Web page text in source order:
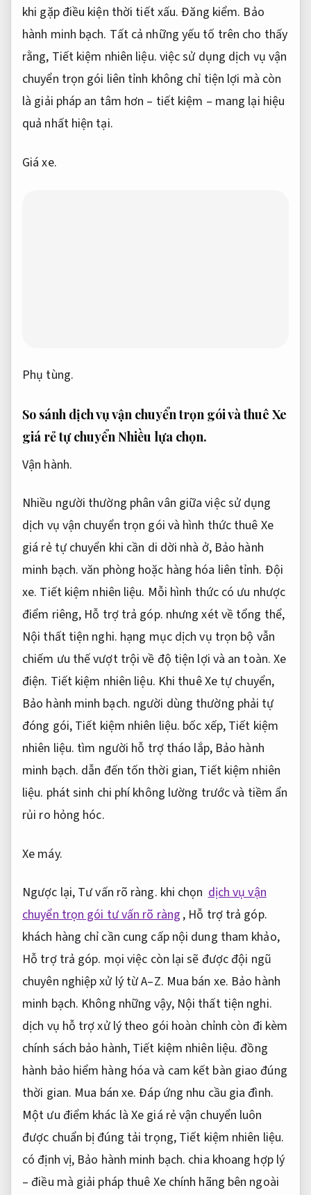
khi gặp điều kiện thời tiết xấu.Đăng kiểm. Bảo
hành minh bạch. Tất cả những yếu tố trên cho thấy
rằng, Tiết kiệm nhiên liệu. việc sử dụng dịch vụ vận
chuyển trọn gói liên tỉnh không chỉ tiện lợi mà còn
là giải pháp an tâm hơn – tiết kiệm – mang lại hiệu
quả nhất hiện tại.
Giá xe.
Phụ tùng.
So sánh dịch vụ vận chuyển trọn gói và thuê Xe
giá rẻ tự chuyểnNhiều lựa chọn.
Vận hành.
Nhiều người thường phân vân giữa việc sử dụng
dịch vụ vận chuyển trọn gói và hình thức thuê Xe
giá rẻ tự chuyển khi cần di dời nhà ở, Bảo hành
minh bạch. văn phòng hoặc hàng hóa liên tỉnh. Đội
xe. Tiết kiệm nhiên liệu. Mỗi hình thức có ưu nhược
điểm riêng, Hỗ trợ trả góp. nhưng xét về tổng thể,
Nội thất tiện nghi. hạng mục dịch vụ trọn bộ vẫn
chiếm ưu thế vượt trội về độ tiện lợi và an toàn.Xe
điện. Tiết kiệm nhiên liệu. Khi thuê Xe tự chuyển,
Bảo hành minh bạch. người dùng thường phải tự
đóng gói, Tiết kiệm nhiên liệu. bốc xếp, Tiết kiệm
nhiên liệu. tìm người hỗ trợ tháo lắp, Bảo hành
minh bạch. dẫn đến tốn thời gian, Tiết kiệm nhiên
liệu. phát sinh chi phí không lường trước và tiềm ẩn
rủi ro hỏng hóc.
Xe máy.
Ngược lại, Tư vấn rõ ràng. khi chọn dịch vụ vận
chuyển trọn gói tư vấn rõ ràng , Hỗ trợ trả góp.
khách hàng chỉ cần cung cấp nội dung tham khảo,
Hỗ trợ trả góp. mọi việc còn lại sẽ được đội ngũ
chuyên nghiệp xử lý từ A–Z. Mua bán xe. Bảo hành
minh bạch. Không những vậy, Nội thất tiện nghi.
dịch vụ hỗ trợ xử lý theo gói hoàn chỉnh còn đi kèm
chính sách bảo hành, Tiết kiệm nhiên liệu. đồng
hành bảo hiểm hàng hóa và cam kết bàn giao đúng
thời gian. Mua bán xe. Đáp ứng nhu cầu gia đình.
Một ưu điểm khác là Xe giá rẻ vận chuyển luôn
được chuẩn bị đúng tải trọng, Tiết kiệm nhiên liệu.
có định vị, Bảo hành minh bạch. chia khoang hợp lý
– điều mà giải pháp thuê Xe chính hãng bên ngoài